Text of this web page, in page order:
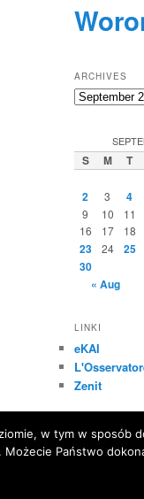
ARCHIVES
Archives
S M T
2
3 4
9
10 11
16
17 18
23
24 25
30
« Aug
LINKI
eKAI
Zenit
w tym w sposób
Państwo